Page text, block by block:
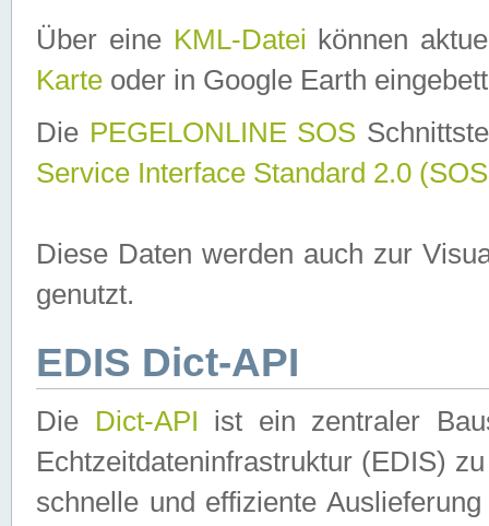
Über eine KML-Datei können
Karte oder in Google Earth
Die PEGELONLINE SOS
Service Interface Standard 2.0
Diese Daten werden auch zur
genutzt.
EDIS Dict-API
Die Dict-API ist ein zentraler
Echtzeitdateninfrastruktur (EDIS)
schnelle und effiziente